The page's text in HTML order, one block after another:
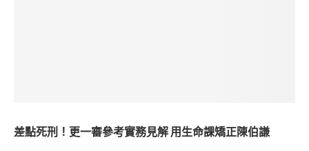
差點死刑！更一審參考實務見解 用生命課矯正陳伯謙